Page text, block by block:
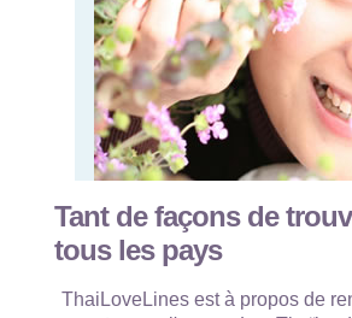
Tant de façons de
tous les pays
ThaiLoveLines est à propos de